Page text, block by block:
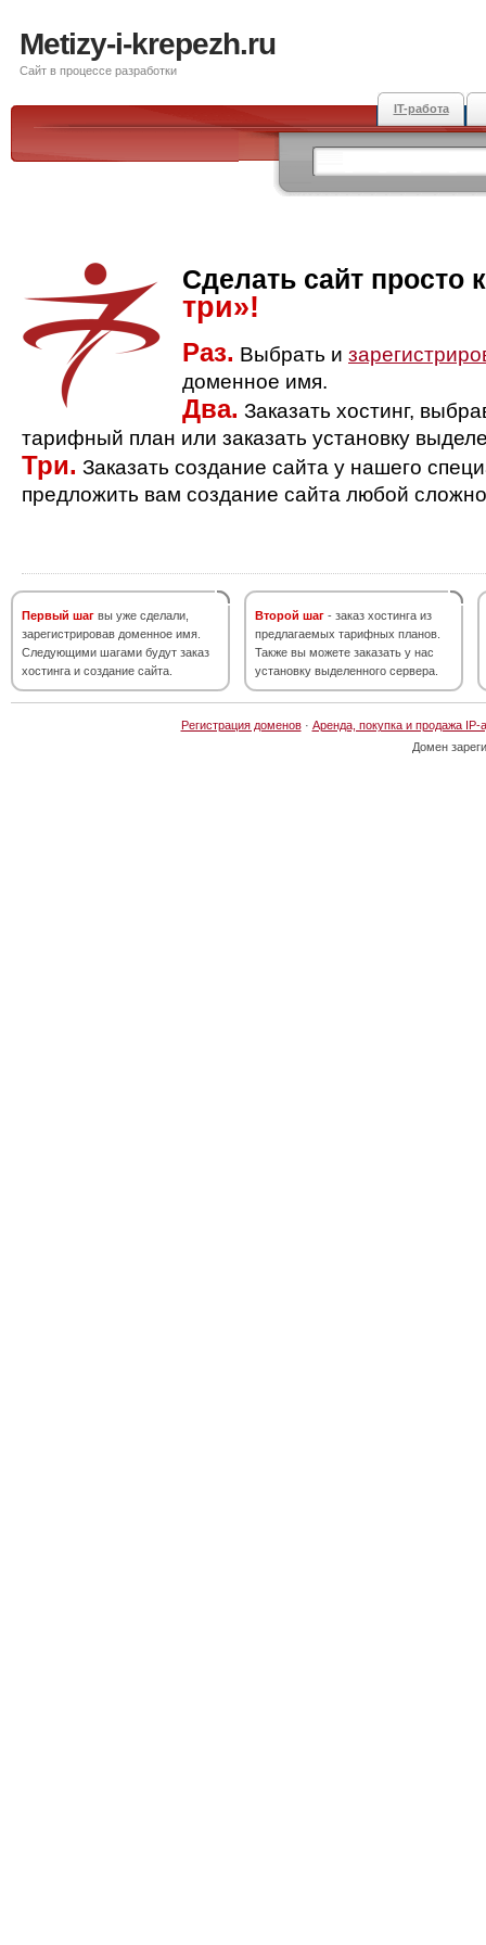
Metizy-i-krepezh.ru
Сайт в процессе разработки
IT-работа
Сделать сайт просто
три»!
Раз. Выбрать и
доменное имя.
Два. Заказать хостинг,
тарифный план или заказать установку
Три. Заказать создание сайта у нашего
предложить вам создание сайта любой
Первый шаг вы уже сделали,
зарегистрировав доменное имя.
Следующими шагами будут заказ
хостинга и создание сайта.
Второй шаг - заказ хостинга из
предлагаемых тарифных планов.
Также вы можете заказать у нас
установку выделенного сервера.
Регистрация доменов· Аренда, покупка и продажа IP-
Домен